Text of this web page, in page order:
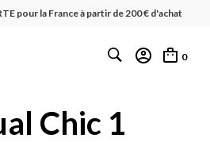
pour la France à partir de 200 € d'achat
0
Chic 1